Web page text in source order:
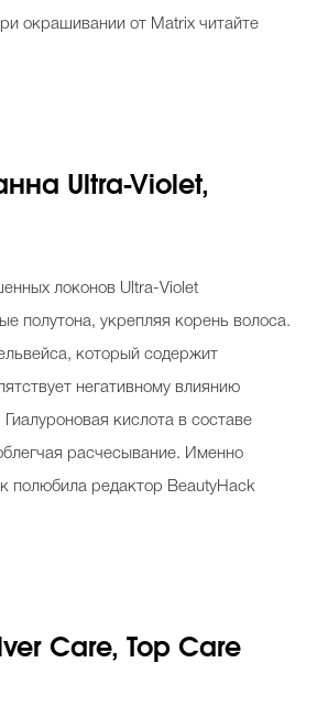
окрашивании от Matrix читайте
Ultra-Violet,
локонов Ultra-Violet
полутона, укрепляя корень волоса.
который содержит
негативному влиянию
кислота в составе
расчесывание. Именно
полюбила редактор BeautyHack
Care, Top Care